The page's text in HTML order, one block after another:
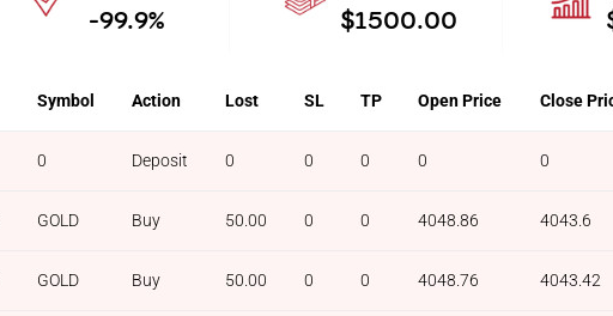
-99.9% $1500.00
Symbol Action Lost SL TP Open Price Close
0 Deposit 0 0 0 0 0
GOLD Buy 50.00 0 0 4048.86 4043.6
GOLD Buy 50.00 0 0 4048.76 4043.42